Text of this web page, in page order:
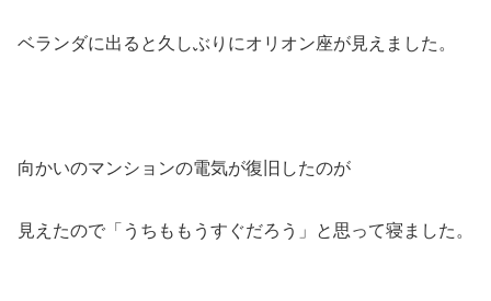
ベランダに出ると久しぶりにオリオン座が見えました。
向かいのマンションの電気が復旧したのが
見えたので「うちももうすぐだろう」と思って寝ました。